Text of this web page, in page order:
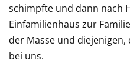
schimpfte und dann nach
Einfamilienhaus zur
der Masse und
bei uns.